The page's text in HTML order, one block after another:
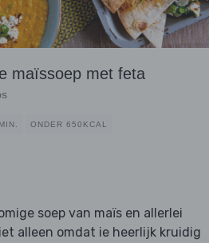
maïssoep met feta
ONDER 650KCAL
soep van maïs en allerlei
alleen omdat ie heerlijk kruidig